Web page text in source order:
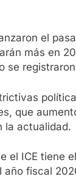
el
más en
se
que
la actualidad.
el ICE tiene
fiscal